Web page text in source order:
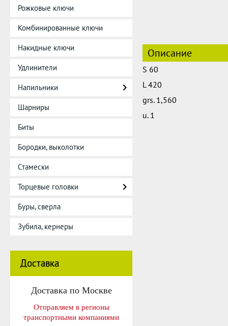
Рожковые ключи
Комбинированные ключи
Накидные ключи
Удлинители
Напильники
Шарниры
Биты
Бородки, выколотки
Стамески
Торцевые головки
Буры, сверла
Зубила, кернеры
Доставка
Доставка по Москве
Отправляем в регионы
транспортными компаниями
Описание
S 60
L 420
grs. 1,560
u. 1